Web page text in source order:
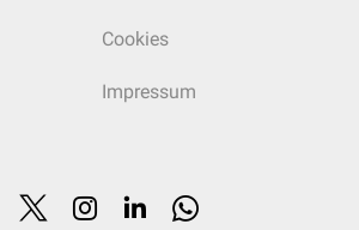
Cookies
Impressum